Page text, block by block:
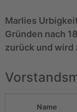
Marlies
Gründen nach
zurück und wird
Name